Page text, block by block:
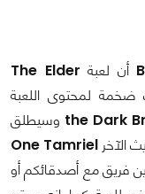
أن لعبة The Elder
لمحتوى اللعبة
the Dark وسيطلق
الآخر One Tamriel
فريق مع أصدقائكم أو